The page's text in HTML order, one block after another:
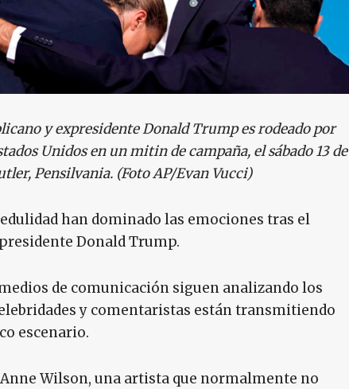
y expresidente Donald Trump es rodeado por
Unidos en un mitin de campaña, el sábado 13 de
Pensilvania. (Foto AP/Evan Vucci)
han dominado las emociones tras el
Donald Trump.
de comunicación siguen analizando los
y comentaristas están transmitiendo
escenario.
Wilson, una artista que normalmente no